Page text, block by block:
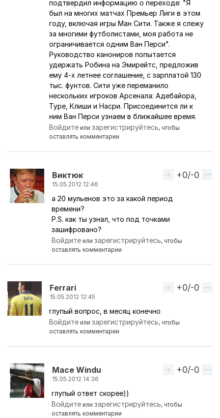
подтвердил информацию о переходе: "Я
был на многих матчах Премьер Лиги в этом
году, включая игры Ман Сити. Также я слежу
за многими футболистами, моя работа не
ограничивается одним Ван Перси".
Руководство канониров попытается
удержать Робина на Эмирейтс, предложив
ему 4-х летнее соглашение, с зарплатой 130
тыс. фунтов. Сити уже переманило
нескольких игроков Арсенала: Адебайора,
Туре, Клиши и Насри. Присоединится ли к
ним Ван Перси узнаем в ближайшее время.
Войдите илизарегистрируйтесь, чтобы
оставлять комментарии
Виктюк
15.05.2012 12:46
Ответ на комментарий пользователя
Вверх
+0/-0
а 20 мульенов это за какой период
времени?
P.S. как ты узнал, что под точками
зашифровано?
Войдите илизарегистрируйтесь, чтобы
оставлять комментарии
Ferrari
15.05.2012 12:45
Вверх
+0/-0
глупый вопрос, в месяц конечно
Войдите илизарегистрируйтесь, чтобы
оставлять комментарии
Mace Windu
15.05.2012 14:36
Ответ на комментарий пользователяFerrari
Вверх
+0/-0
глупый ответ скорее))
Войдите илизарегистрируйтесь, чтобы
оставлять комментарии